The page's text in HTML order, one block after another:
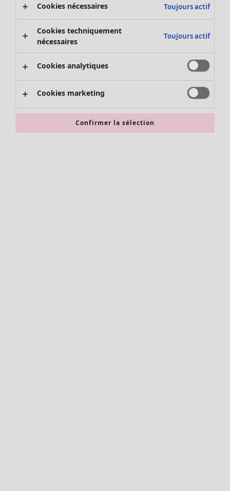
Promos SOLDES
Les promos de Gudrun Sjödén
Nouvel arrivage
Bonnes affaires en soldes - jusqu'à -70
Cookies nécessaires Toujours actif
Cookies techniquement
nécessaires
Toujours actif
Cookies analytiques
Cookies marketing
Confirmer la sélection